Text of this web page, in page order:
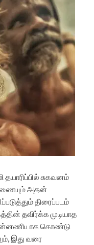
தயாரிப்பில் சுகவனம்
அதன்
திரைப்படம்
தவிர்க்க முடியாத
கொண்டு
இது வரை